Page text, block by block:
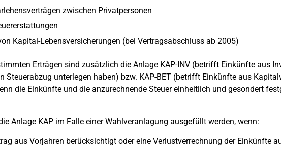
zwischen Privatpersonen
Kapital-Lebensversicherungen (bei Vertragsabschluss ab 2005)
Erträgen sind zusätzlich die Anlage KAP-INV (betrifft Einkünfte aus
Steuerabzug unterlegen haben) bzw. KAP-BET (betrifft Einkünfte aus
die Einkünfte und die anzurechnende Steuer einheitlich und gesondert
Anlage KAP im Falle einer Wahlveranlagung ausgefüllt werden, wenn:
aus Vorjahren berücksichtigt oder eine Verlustverrechnung der Einkünfte